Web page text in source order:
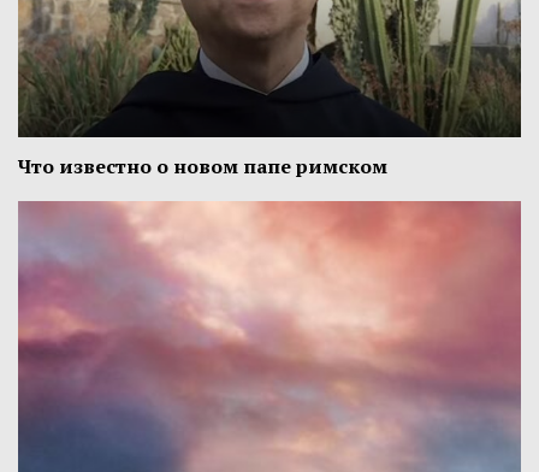
Что известно о новом папе римском